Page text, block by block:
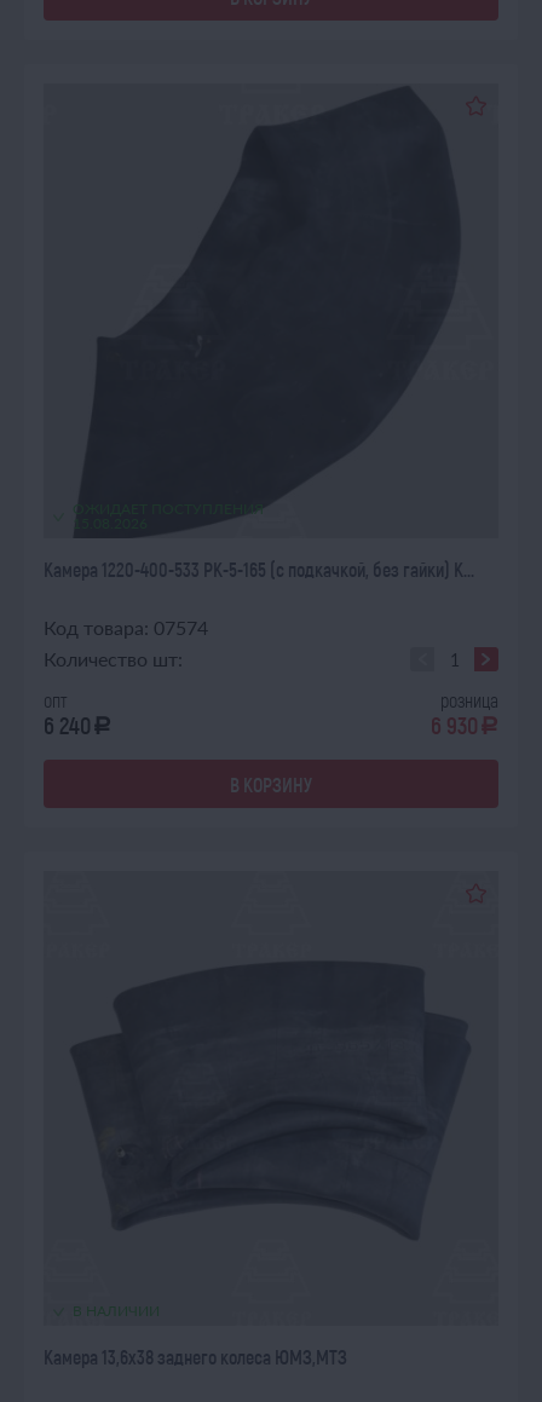
ОЖИДАЕТ ПОСТУПЛЕНИЯ
Камера 1220-400-533 РК-5-165 (с подкачкой, без гайки) К...
Код товара: 07574
Количество шт:
опт
6 240 a
розница
6 930 a
В КОРЗИНУ
В НАЛИЧИИ
Камера 13,6х38 заднего колеса ЮМЗ,МТЗ